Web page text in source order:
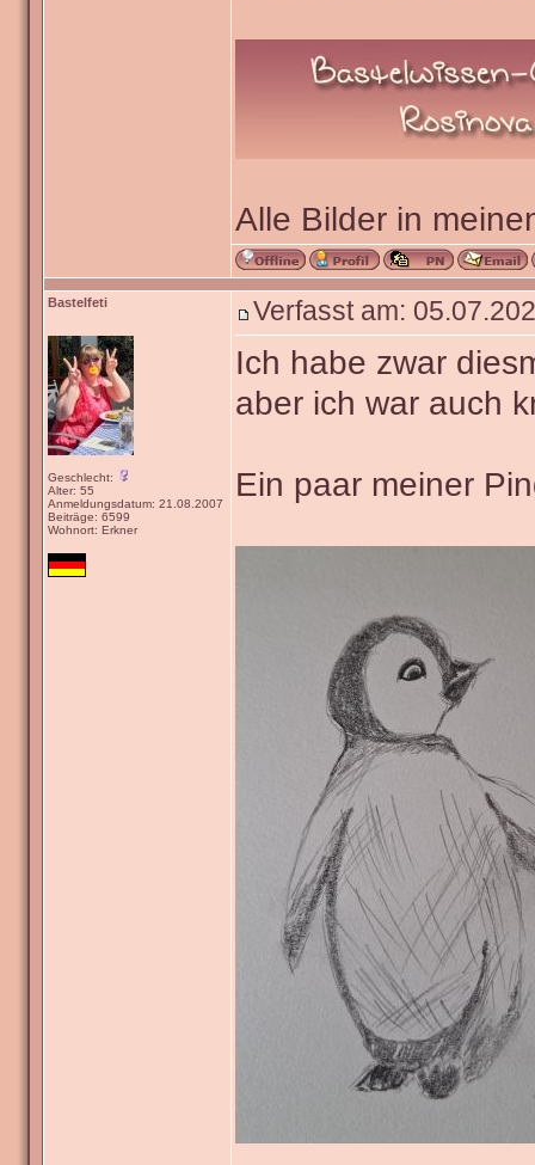
Alle Bilder in
Bastelfeti
Geschlecht:
Alter: 55
Anmeldungsdatum: 21.08.2007
Beiträge: 6599
Wohnort: Erkner
Verfasst am:
Ich habe zwar
aber ich war auch
Ein paar meiner